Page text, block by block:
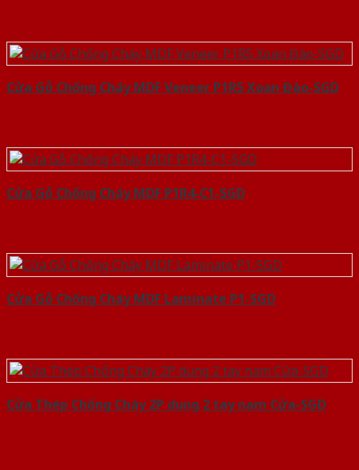
Cửa Gỗ Chống Cháy MDF Veneer P1R5 Xoan Đào-SGD
Cửa Gỗ Chống Cháy MDF P1R4-C1-SGD
Cửa Gỗ Chống Cháy MDF Laminate P1-SGD
Cửa Thép Chống Cháy 2P dung 2 tay nam Cửa-SGD